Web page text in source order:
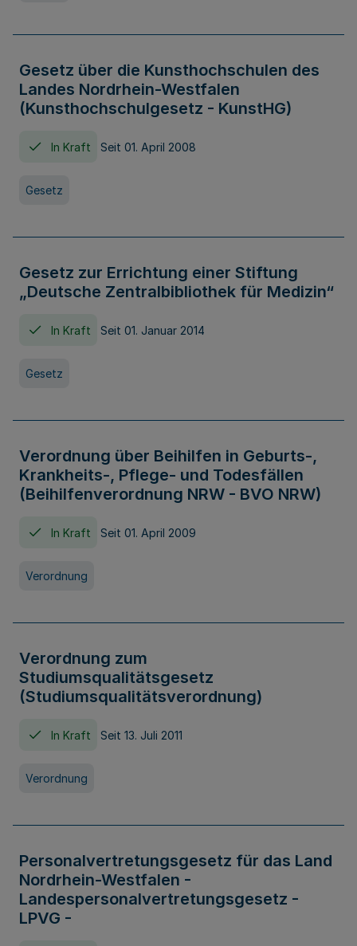
Gesetz über die Kunsthochschulen des
Landes Nordrhein-Westfalen
(Kunsthochschulgesetz - KunstHG)
In Kraft Seit 01. April 2008
Gesetz
Gesetz zur Errichtung einer Stiftung
„Deutsche Zentralbibliothek für Medizin“
In Kraft Seit 01. Januar 2014
Gesetz
Verordnung über Beihilfen in Geburts-,
Krankheits-, Pflege- und Todesfällen
(Beihilfenverordnung NRW - BVO NRW)
In Kraft Seit 01. April 2009
Verordnung
Verordnung zum
Studiumsqualitätsgesetz
(Studiumsqualitätsverordnung)
In Kraft Seit 13. Juli 2011
Verordnung
Personalvertretungsgesetz für das Land
Nordrhein-Westfalen -
Landespersonalvertretungsgesetz -
LPVG -